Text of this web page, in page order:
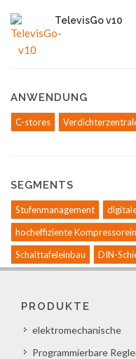
TelevisGo v10
ANWENDUNG
C-stores
SEGMENTS
Stufenmanagement
hocheffiziente
Schalttafeleinbau
DIN-
PRODUKTE
elektromechanische
Programmierbare